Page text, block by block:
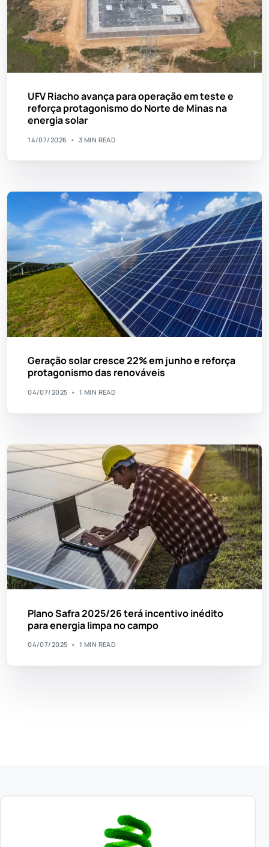
UFV Riacho avança para operação em teste e
reforça protagonismo do Norte de Minas na
energia solar
14/07/2026 3 MIN READ
Geração solar cresce 22% em junho e reforça
protagonismo das renováveis
04/07/2025 1 MIN READ
Plano Safra 2025/26 terá incentivo inédito
para energia limpa no campo
04/07/2025 1 MIN READ